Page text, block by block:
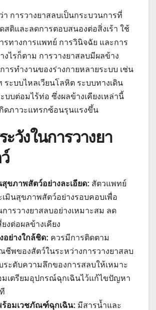
การวางยาสลบเป็นกระบวนการที่
ติและลดการตอบสนองต่อสิ่งเร้า ใช้
รทางการแพทย์ การวินิจฉัย และการ
งไรก็ตาม การวางยาสลบมีผลข้าง
ารทำงานของร่างกายหลายระบบ เช่น
ระบบไหลเวียนโลหิต ระบบทางเดิน
บบต่อมไร้ท่อ ซึ่งผลข้างเคียงเหล่านี้
กิดภาวะแทรกซ้อนรุนแรงขึ้น
ะวังในการวางยา
สุขภาพสัตว์อย่างละเอียด: สัตวแพทย์
เมินสุขภาพสัตว์อย่างรอบคอบเพื่อ
การวางยาสลบอย่างเหมาะสม ลด
งต่อผลข้างเคียง
อย่างใกล้ชิด: ควรมีการติดตาม
พของสัตว์ในระหว่างการวางยาสลบ
ระดับความลึกของการสลบให้เหมาะ
มเตรียมอุปกรณ์ฉุกเฉินไว้แก้ไขปัญหา
ร้อมเวชภัณฑ์ฉุกเฉิน: มีสารน้ำและ